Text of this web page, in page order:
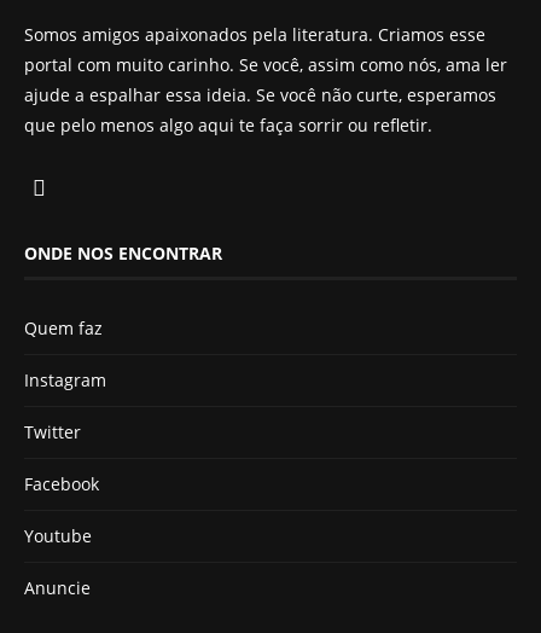
Somos amigos apaixonados pela literatura. Criamos esse
portal com muito carinho. Se você, assim como nós, ama ler
ajude a espalhar essa ideia. Se você não curte, esperamos
que pelo menos algo aqui te faça sorrir ou refletir.
ONDE NOS ENCONTRAR
Quem faz
Instagram
Twitter
Facebook
Youtube
Anuncie